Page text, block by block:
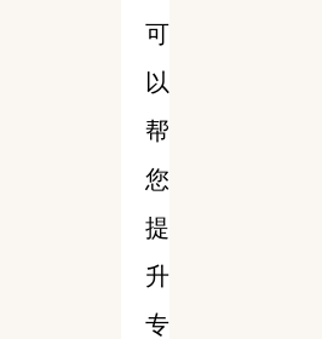
可
以
帮
您
提
升
专